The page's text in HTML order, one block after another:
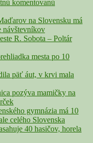
komentovanú
na Slovensku má
návštevníkov
R. Sobota – Poltár
mesta po 10
päť áut, v krvi mala
pozýva mamičky na
gymnázia má 10
celého Slovenska
40 hasičov, horela